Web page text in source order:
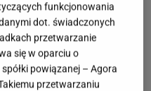
funkcjonowania
dot. świadczonych
przetwarzanie
się w oparciu o
powiązanej – Agora
przetwarzaniu